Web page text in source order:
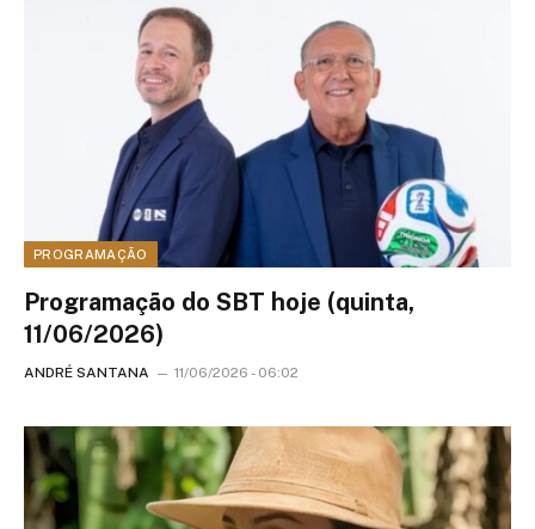
PROGRAMAÇÃO
Programação do SBT hoje (quinta,
11/06/2026)
ANDRÉ SANTANA 11/06/2026 - 06:02